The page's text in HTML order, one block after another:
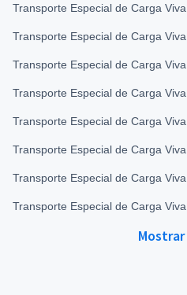
Transporte Especial de Carga
Transporte Especial de Carga
Transporte Especial de Carga
Transporte Especial de Carga
Transporte Especial de Carga
Transporte Especial de Carga
Transporte Especial de Carga
Transporte Especial de Carga
Mostrar